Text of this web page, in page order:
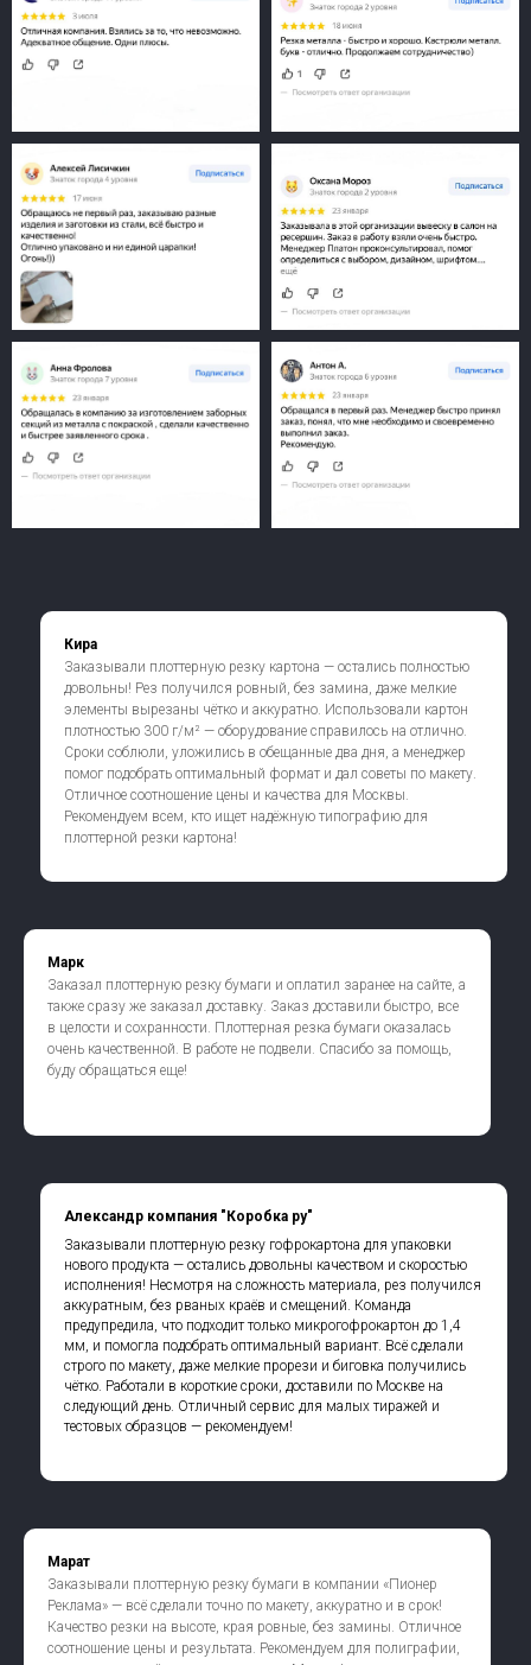
Кира
Заказывали плоттерную резку картона — остались полностью
довольны! Рез получился ровный, без замина, даже мелкие
элементы вырезаны чётко и аккуратно. Использовали картон
плотностью 300 г/м² — оборудование справилось на отлично.
Сроки соблюли, уложились в обещанные два дня, а менеджер
помог подобрать оптимальный формат и дал советы по макету.
Отличное соотношение цены и качества для Москвы.
Рекомендуем всем, кто ищет надёжную типографию для
плоттерной резки картона!
Марк
Заказал плоттерную резку бумаги и оплатил заранее на сайте, а
также сразу же заказал доставку. Заказ доставили быстро, все
в целости и сохранности. Плоттерная резка бумаги оказалась
очень качественной. В работе не подвели. Спасибо за помощь,
буду обращаться еще!
Александр компания "Коробка ру"
Заказывали плоттерную резку гофрокартона для упаковки
нового продукта — остались довольны качеством и скоростью
исполнения! Несмотря на сложность материала, рез получился
аккуратным, без рваных краёв и смещений. Команда
предупредила, что подходит только микрогофрокартон до 1,4
мм, и помогла подобрать оптимальный вариант. Всё сделали
строго по макету, даже мелкие прорези и биговка получились
чётко. Работали в короткие сроки, доставили по Москве на
следующий день. Отличный сервис для малых тиражей и
тестовых образцов — рекомендуем!
Марат
Заказывали плоттерную резку бумаги в компании «Пионер
Реклама» — всё сделали точно по макету, аккуратно и в срок!
Качество резки на высоте, края ровные, без замины. Отличное
соотношение цены и результата. Рекомендуем для полиграфии,